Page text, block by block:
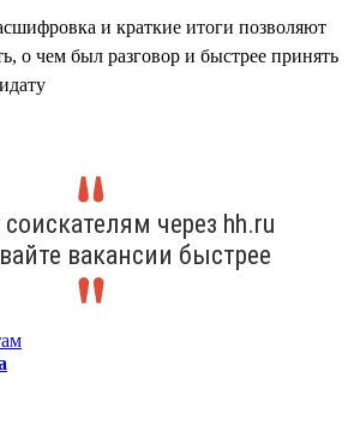
и краткие итоги позволяют
о чем был разговор и быстрее принять
через hh.ru
вакансии быстрее